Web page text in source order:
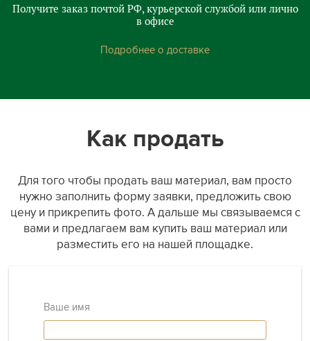
Получите заказ почтой РФ, курьерской службой или лично
в офисе
Подробнее о доставке
Как продать
Для того чтобы продать ваш материал, вам просто
нужно заполнить форму заявки, предложить свою
цену и прикрепить фото. А дальше мы связываемся с
вами и предлагаем вам купить ваш материал или
разместить его на нашей площадке.